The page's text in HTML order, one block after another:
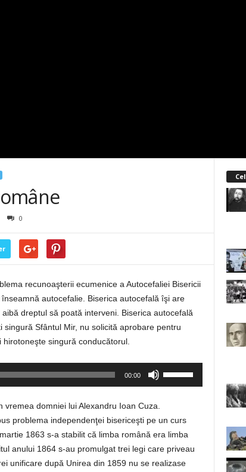
0
recunoaşterii ecumenice a Autocefaliei Bisericii
autocefalie. Biserica autocefală îşi are
dreptul să poată interveni. Biserica autocefală
Sfântul Mir, nu solicită aprobare pentru
singură conducătorul.
00:00
mări
domniei lui Alexandru Ioan Cuza.
problema independenţei bisericeşti pe un curs
1863 s-a stabilit că limba română era limba
anului 1864 s-au promulgat trei legi care priveau
unificare după Unirea din 1859 nu se realizase